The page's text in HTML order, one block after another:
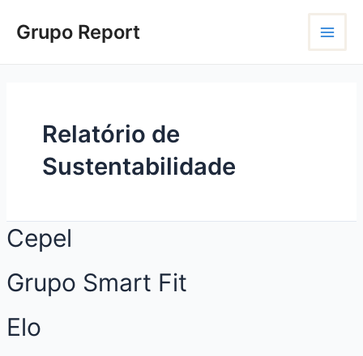
paraGrupo Report
Main
Menu
Relatório de
Sustentabilidade
Cepel
Grupo Smart Fit
Elo
de